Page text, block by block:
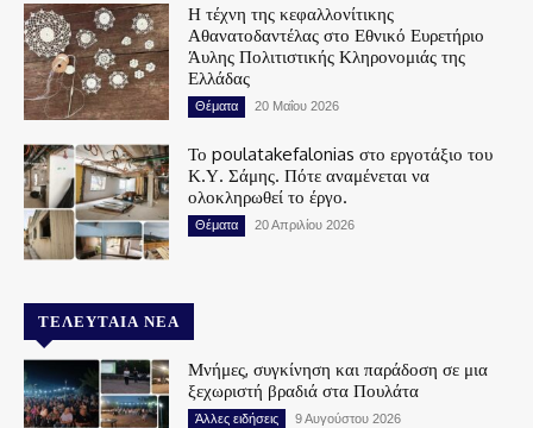
Η τέχνη της κεφαλλονίτικης
Αθανατοδαντέλας στο Εθνικό Ευρετήριο
Άυλης Πολιτιστικής Κληρονομιάς της
Ελλάδας
Θέματα 20 Μαΐου 2026
Το poulatakefalonias στο εργοτάξιο του
Κ.Υ. Σάμης. Πότε αναμένεται να
ολοκληρωθεί το έργο.
Θέματα 20 Απριλίου 2026
ΤΕΛΕΥΤΑΊΑ ΝΈΑ
Μνήμες, συγκίνηση και παράδοση σε μια
ξεχωριστή βραδιά στα Πουλάτα
Άλλες ειδήσεις 9 Αυγούστου 2026